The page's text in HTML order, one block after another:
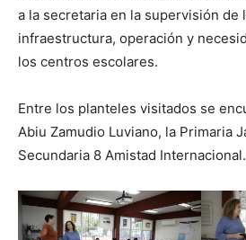
a la secretaria en la supervisión de
infraestructura, operación y
los centros escolares.
Entre los planteles visitados se
Abiu Zamudio Luviano, la Primaria
Secundaria 8 Amistad Internacional.